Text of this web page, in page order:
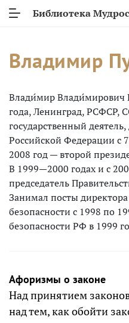
Библиотека
Владимир
Влади́мир Влади́мирович
года, Ленинград, РСФСР,
государственный
Российской Федерации с
2008 год — второй
В 1999—2000 годах и с
председатель
Занимал посты
безопасности с 1998 по
безопасности РФ в 1999
Афоризмы о законе
Над принятием
над тем, как обойти